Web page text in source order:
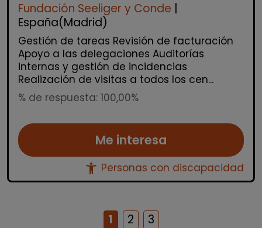
Fundación Seeliger y Conde
España(Madrid)
Gestión de tareas Revisión de facturación
Apoyo a las delegaciones Auditorías
internas y gestión de incidencias
Realización de visitas a todos los cen...
% de respuesta: 100,00%
Me interesa
accessibility_new Personas con discapacidad
1 2 3